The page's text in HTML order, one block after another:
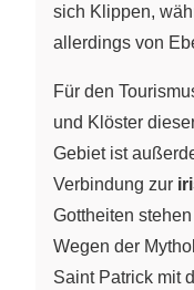
sich Klippen,
allerdings von
Für den
und Klöster
Gebiet ist
Verbindung zur
Gottheiten
Wegen der
Saint Patrick mit